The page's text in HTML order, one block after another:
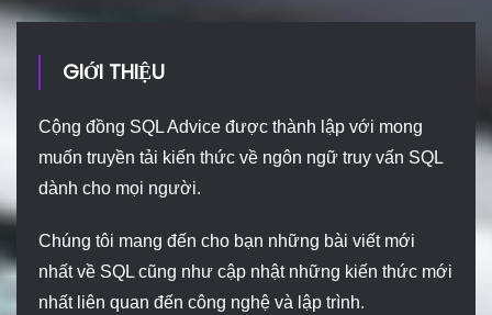
GIỚI THIỆU
Cộng đồng SQL Advice được thành lập với mong
muốn truyền tải kiến thức về ngôn ngữ truy vấn SQL
dành cho mọi người.
Chúng tôi mang đến cho bạn những bài viết mới
nhất về SQL cũng như cập nhật những kiến thức mới
nhất liên quan đến công nghệ và lập trình.